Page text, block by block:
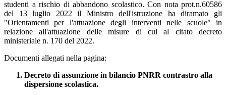
studenti a rischio di abbandono scolastico. Con nota prot.n.60586
del 13 luglio 2022 il Ministro dell'istruzione ha diramato gli
"Orientamenti per l'attuazione degli interventi nelle scuole" in
relazione all'attuazione delle misure di cui al citato decreto
ministeriale n. 170 del 2022.
Documenti allegati nella pagina:
Decreto di assunzione in bilancio PNRR contrastro alla
dispersione scolastica.